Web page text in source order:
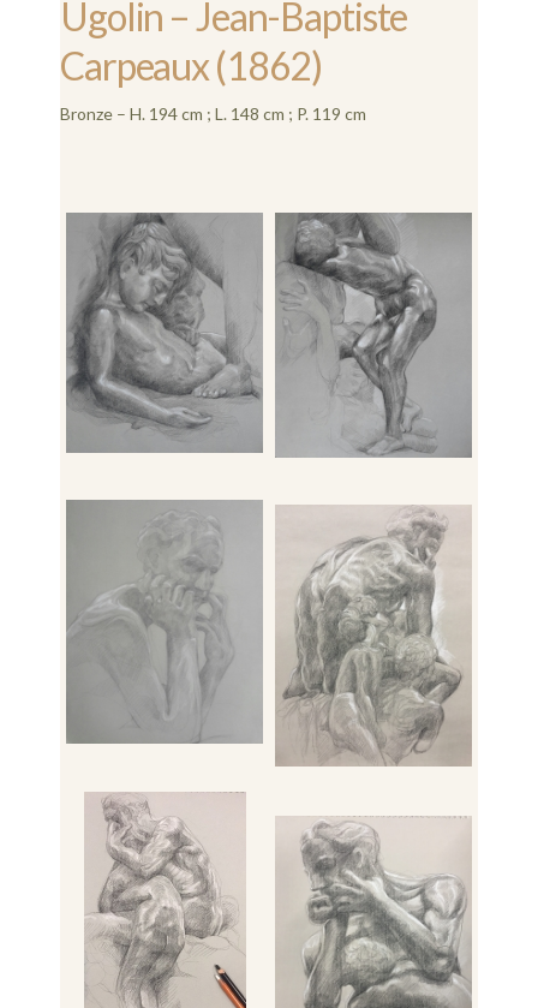
Ugolin – Jean-Baptiste
Carpeaux (1862)
Bronze – H. 194 cm ; L. 148 cm ; P. 119 cm